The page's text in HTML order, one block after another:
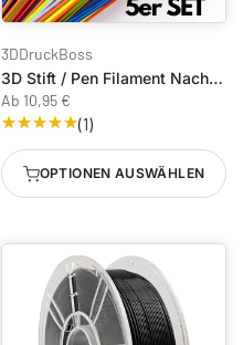
3DDruckBoss
3D Stift / Pen Filament Nachfüllset Bunt
Ab 10,95 €
(1)
OPTIONEN AUSWÄHLEN